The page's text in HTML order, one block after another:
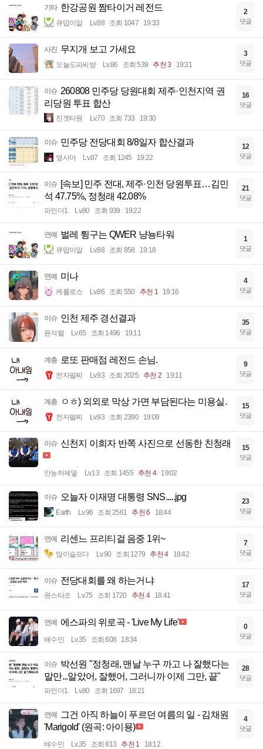
기타 한강공원 짬타이거 레전드
큐땁이알 Lv.88 조회 1047 19:33
2
댓글
사진 무지개 보고 가세요
오늘도피씨방 Lv.86 조회 539 추천 3 19:31
3
댓글
이슈 260808 민주당 당원대회 제주·인천지역 권
리당원 투표 합산
진겟타원 Lv.70 조회 733 19:30
16
댓글
이슈 민주당 전당대회 8/8일자 합산결과
옆사마 Lv.87 조회 1245 19:22
12
댓글
이슈 [속보] 민주 전대, 제주·인천 당원투표…김민
석 47.75%, 정청래 42.08%
파인더1 Lv.80 조회 939 19:22
21
댓글
연예 벌레 튕구는 QWER 냥뇽타워
큐땁이알 Lv.88 조회 858 19:18
1
댓글
연예 미나
케를로스 Lv.86 조회 550 추천 1 19:16
4
댓글
이슈 인천 제주 경선결과
윤석렬 Lv.65 조회 1496 19:11
35
댓글
계층 로또 판매점 레전드 손님.
전자팔찌 Lv.93 조회 2025 추천 2 19:11
9
댓글
계층 ㅇㅎ) 외외로 막상 가면 부담된다는 미용실.
전자팔찌 Lv.93 조회 2390 19:09
15
댓글
이슈 신천지 이희자 반쪽 사진으로 선동한 친청래
안능하제옇 Lv.13 조회 1455 추천 4 19:02
15
댓글
이슈 오늘자 이재명 대통령 SNS.....jpg
Earth Lv.96 조회 2561 추천 6 18:44
23
댓글
연예 리센느 프리티걸 음중 1위~
많이슬프다 Lv.90 조회 1279 추천 4 18:42
7
댓글
이슈 전당대회를 왜 하는거냐
원스타조 Lv.75 조회 1720 추천 4 18:41
17
댓글
연예 에스파의 위로곡 - 'Live My Life'
배수민 Lv.35 조회 608 18:34
0
댓글
이슈 박선원 "정청래, 맨날 누구 까고 나 잘했다는
말만...알았어, 잘했어, 그러니까 이제 그만, 끝"
파인더1 Lv.80 조회 1697 18:21
28
댓글
연예 그건 아직 하늘이 푸르던 여름의 일 - 김채원
'Marigold' (원곡: 아이묭)
배수민 Lv.35 조회 813 추천 1 18:12
4
댓글